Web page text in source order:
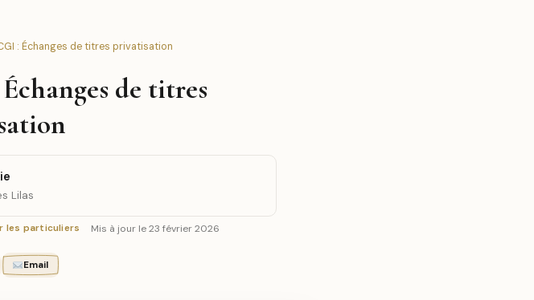
: Échanges de titres privatisation
de titres
Lilas
les particuliers Mis à jour le 23 février 2026
Email